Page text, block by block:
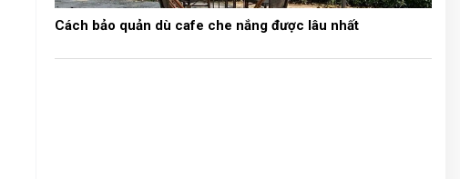
Cách bảo quản dù cafe che nắng được lâu nhất